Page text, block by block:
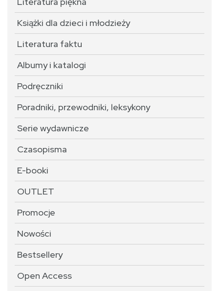
Książki dla dzieci i młodzieży
Literatura faktu
Albumy i katalogi
Podręczniki
Poradniki, przewodniki, leksykony
Serie wydawnicze
Czasopisma
E-booki
OUTLET
Promocje
Nowości
Bestsellery
Open Access